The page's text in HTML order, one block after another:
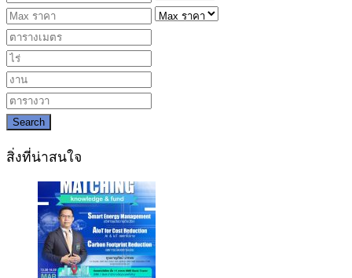
Search
สิ่งที่น่าสนใจ